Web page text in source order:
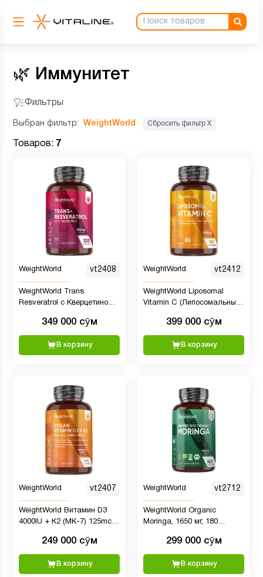
🌿 Иммунитет
Фильтры
Выбран фильтр: WeightWorld Сбросить фильтр Х
Товаров: 7
WeightWorld vt2408
WeightWorld Trans
Resveratrol с Кверцетином,
349 000 сӯм
В корзину
WeightWorld vt2412
WeightWorld Liposomal
Vitamin C (Липосомальный
капсул399 000 сӯм
В корзину
WeightWorld vt2407
WeightWorld Витамин D3
4000IU + K2 (MK-7) 125mcg,
249 000 сӯм
В корзину
WeightWorld vt2712
WeightWorld Organic
Moringa, 1650 мг, 180
299 000 сӯм
В корзину